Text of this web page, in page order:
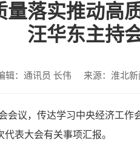
量落实推动高
汪华东主持
辑：通讯员 长伟 来源：淮北新
会议，传达学习中央经济工
表大会有关事项汇报。